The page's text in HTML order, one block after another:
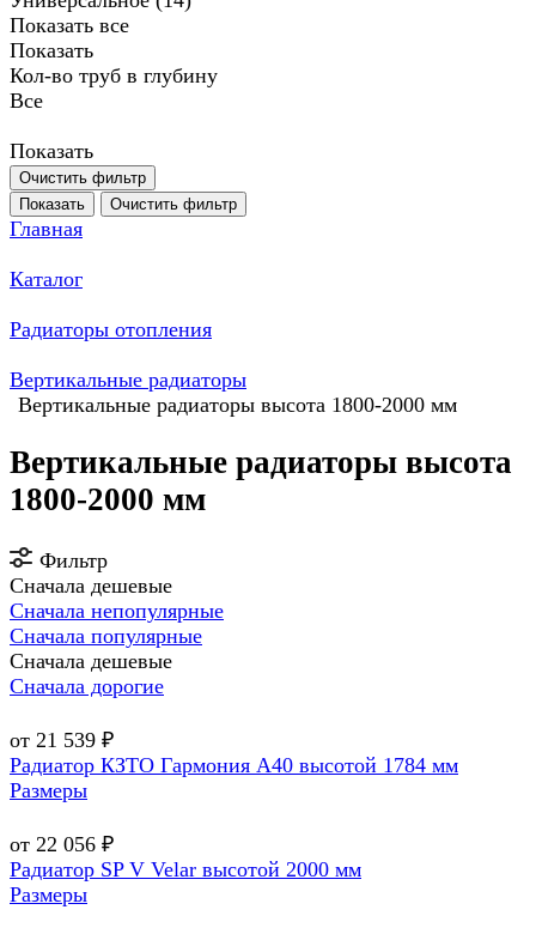
Показать все
Показать
Кол-во труб в глубину
Все
Показать
Очистить фильтр
Показать
Очистить фильтр
Главная
Каталог
Радиаторы отопления
Вертикальные радиаторы
Вертикальные радиаторы высота 1800-2000 мм
Вертикальные радиаторы высота
1800-2000 мм
Фильтр
Сначала дешевые
Сначала непопулярные
Сначала популярные
Сначала дешевые
Сначала дорогие
от 21 539 ₽
Радиатор КЗТО Гармония А40 высотой 1784 мм
Размеры
от 22 056 ₽
Радиатор SP V Velar высотой 2000 мм
Размеры